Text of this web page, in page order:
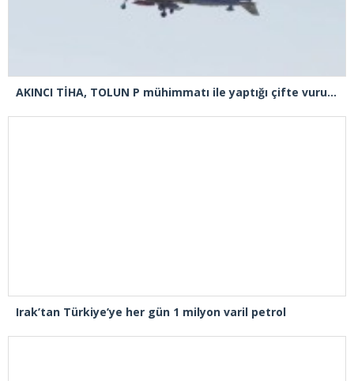
AKINCI TİHA, TOLUN P mühimmatı ile yaptığı çifte vuruşta hedefi tam isabetle vurdu
Irak’tan Türkiye’ye her gün 1 milyon varil petrol